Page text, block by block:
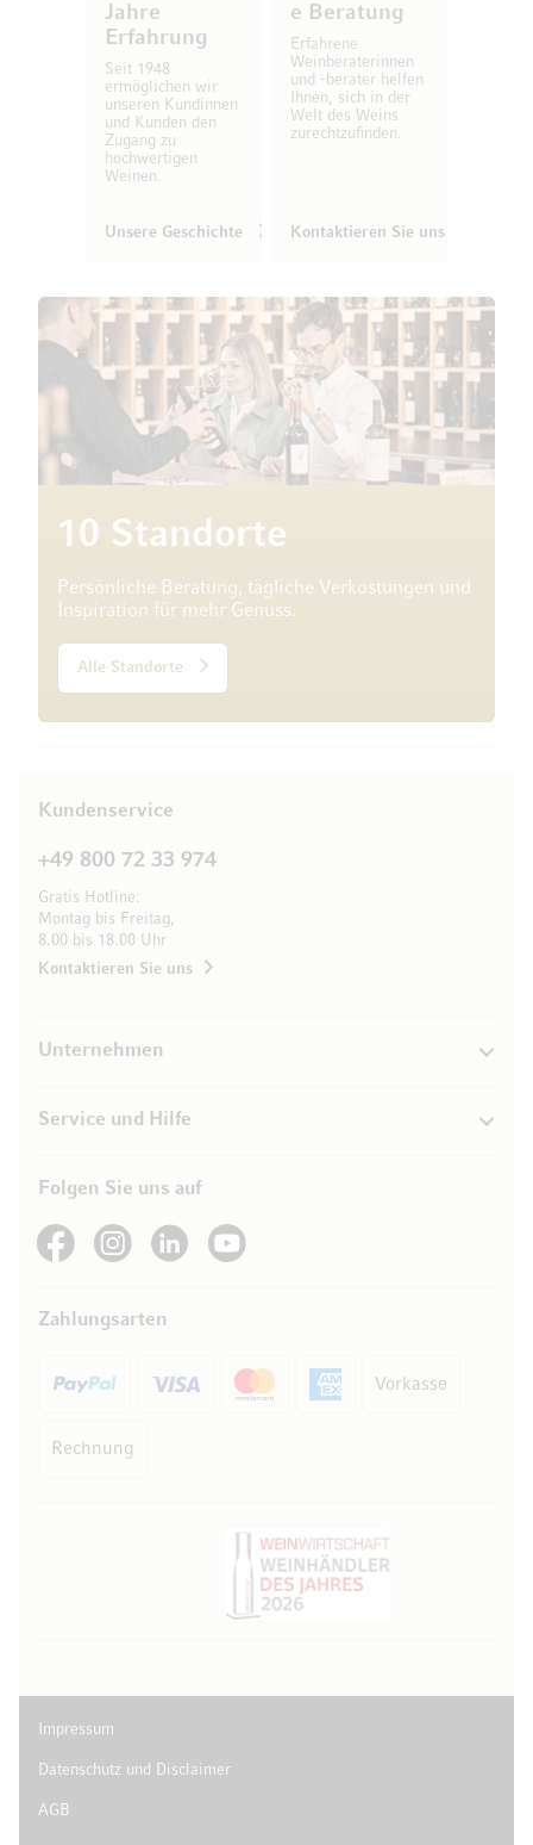
Jahre
Erfahrung
Seit 1948
ermöglichen wir
unseren Kundinnen
und Kunden den
Zugang zu
hochwertigen
Weinen.
Unsere Geschichte
e Beratung
Erfahrene
Weinberaterinnen
und -berater helfen
Ihnen, sich in der
Welt des Weins
zurechtzufinden.
Kontaktieren Sie uns
10 Standorte
Persönliche Beratung, tägliche Verkostungen und
Inspiration für mehr Genuss.
Alle Standorte
Kundenservice
+49 800 72 33 974
Gratis Hotline:
Montag bis Freitag,
8.00 bis 18.00 Uhr
Kontaktieren Sie uns
Unternehmen
Service und Hilfe
Folgen Sie uns auf
See our FacebookSee our Instagram account
See our LinkedInSee our YouTube channel
Zahlungsarten
Vorkasse
Rechnung
Impressum
Datenschutz und Disclaimer
AGB